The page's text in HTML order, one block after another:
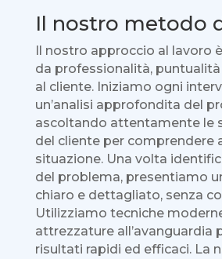
Il nostro metodo
Il nostro approccio al lavoro
da professionalità,
al cliente. Iniziamo ogni
un’analisi approfondita del
ascoltando attentamente le
del cliente per comprendere
situazione. Una volta
del problema, presentiamo
chiaro e dettagliato, senza
Utilizziamo tecniche
attrezzature all’avanguardia
risultati rapidi ed efficaci. La